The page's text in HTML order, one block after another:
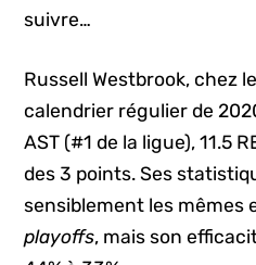
suivre…
Russell Westbrook, chez
calendrier régulier de
AST (#1 de la ligue), 11.5
des 3 points. Ses
sensiblement les mêmes
playoffs, mais son